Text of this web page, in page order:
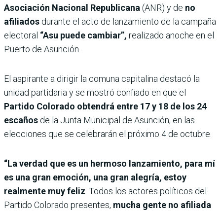
Asociación Nacional Republicana (ANR) y de no
afiliados durante el acto de lanzamiento de la campaña
electoral “Asu puede cambiar”, realizado anoche en el
Puerto de Asunción.
El aspirante a dirigir la comuna capitalina destacó la
unidad partidaria y se mostró confiado en que el
Partido Colorado obtendrá entre 17 y 18 de los 24
escaños de la Junta Municipal de Asunción, en las
elecciones que se celebrarán el próximo 4 de octubre.
“La verdad que es un hermoso lanzamiento, para mí
es una gran emoción, una gran alegría, estoy
realmente muy feliz . Todos los actores políticos del
Partido Colorado presentes, mucha gente no afiliada